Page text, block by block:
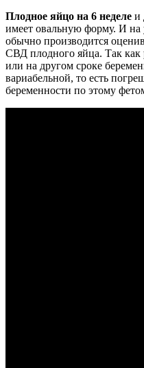
Плодное яйцо на 6 неделе и
имеет овальную форму. И на
обычно производится
СВД плодного яйца. Так как
или на другом сроке
вариабельной, то есть
беременности по этому